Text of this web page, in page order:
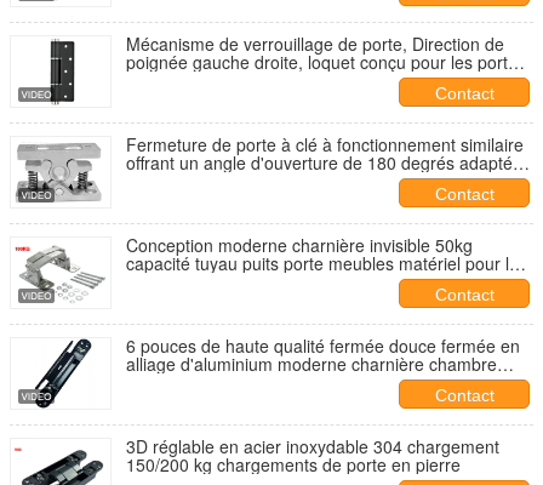
Mécanisme de verrouillage de porte, Direction de
poignée gauche droite, loquet conçu pour les portes
de cuisine, Durable, sécurisé et convivial
Contact
Fermeture de porte à clé à fonctionnement similaire
offrant un angle d'ouverture de 180 degrés adapté
au verrouillage industriel et sécurisé de la porte
Contact
Conception moderne charnière invisible 50kg
capacité tuyau puits porte meubles matériel pour la
cuisine chambre à coucher extérieure hôtel salon
Contact
6 pouces de haute qualité fermée douce fermée en
alliage d'aluminium moderne charnière chambre
cuisine salle de bain auto-fermeture portes
Contact
3D réglable en acier inoxydable 304 chargement
150/200 kg chargements de porte en pierre